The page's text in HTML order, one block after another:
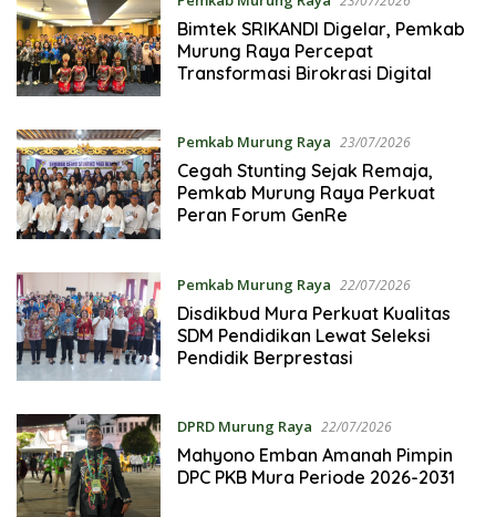
Bimtek SRIKANDI Digelar, Pemkab
Murung Raya Percepat
Transformasi Birokrasi Digital
Pemkab Murung Raya 23/07/2026
Cegah Stunting Sejak Remaja,
Pemkab Murung Raya Perkuat
Peran Forum GenRe
Pemkab Murung Raya 22/07/2026
Disdikbud Mura Perkuat Kualitas
SDM Pendidikan Lewat Seleksi
Pendidik Berprestasi
DPRD Murung Raya 22/07/2026
Mahyono Emban Amanah Pimpin
DPC PKB Mura Periode 2026-2031